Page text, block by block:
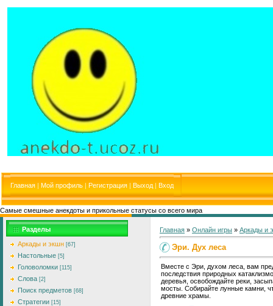
Главная | Мой профиль | Регистрация | Выход | Вход
Самые смешные анекдоты и прикольные статусы со всего мира
Разделы
Аркады и экшн [67]
Настольные [5]
Головоломки [115]
Слова [2]
Поиск предметов [68]
Стратегии [15]
Главная » Онлайн игры » Аркады и
Эри. Дух леса
Вместе с Эри, духом леса, вам
последствия природных
деревья, освобождайте реки,
мосты. Собирайте лунные камни,
древние храмы.